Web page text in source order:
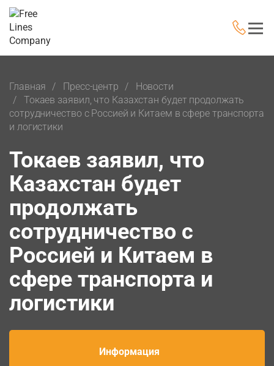
Главная Пресс-центр
Новости
Токаев заявил, что Казахстан будет продолжать
сотрудничество с Россией и Китаем в сфере транспорта
и логистики
Токаев заявил, что
Казахстан будет
продолжать
сотрудничество с
Россией и Китаем в
сфере транспорта и
логистики
Информация